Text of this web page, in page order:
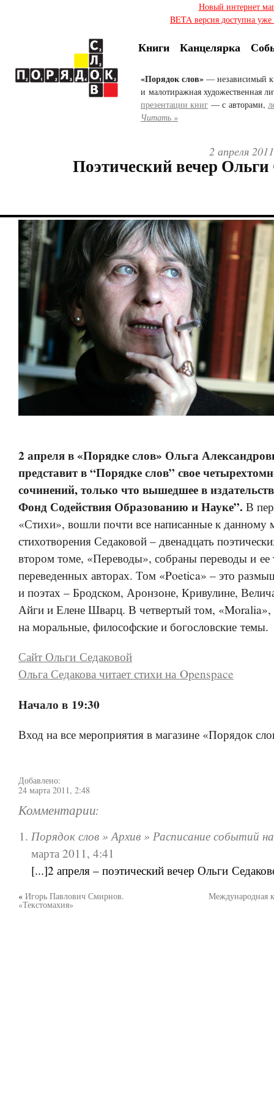
Новый интернет
BETA версия доступна
Книги Канцелярка
«Порядок слов» — независимый
и малотиражная художественная
презентации книг — с авторами,
Читать »
2 апреля
Поэтический вечер
2 апреля в «Порядке слов» Ольга
представит в “Порядке слов” свое
сочинений, только что вышедшее в
Фонд Содействия Образованию и Науке”. В
«Стихи», вошли почти все написанные к данному
стихотворения Седаковой – двенадцать
втором томе, «Переводы», собраны переводы и ее
переведенных авторах. Том «Poetica» – это
и поэтах – Бродском, Аронзоне, Кривулине,
Айги и Елене Шварц. В четвертый том, «Moralia»,
на моральные, философские и богословские темы.
Сайт Ольги Седаковой
Ольга Седакова читает стихи на Openspace
Начало в 19:30
Вход на все мероприятия в магазине «Порядок
Добавлено:
24 марта 2011, 2:48
Комментарии:
Порядок слов » Архив » Расписание событий
марта 2011, 4:41
[...]2 апреля – поэтический вечер Ольги
« Игорь Павлович Смирнов.
«Текстомахия»
Международная